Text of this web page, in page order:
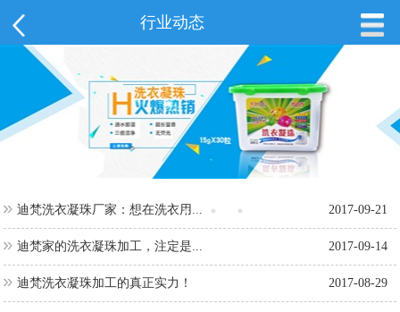
行业动态
2017-09-21
迪梵洗衣凝珠厂家：想在洗衣用...
2017-09-14
迪梵家的洗衣凝珠加工，注定是...
2017-08-29
迪梵洗衣凝珠加工的真正实力！